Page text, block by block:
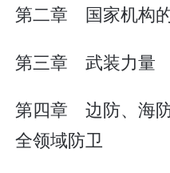
第二章 国家机构
第三章 武装力量
第四章 边防、海
全领域防卫